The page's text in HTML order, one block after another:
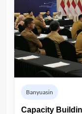
Banyuasin
Capacity